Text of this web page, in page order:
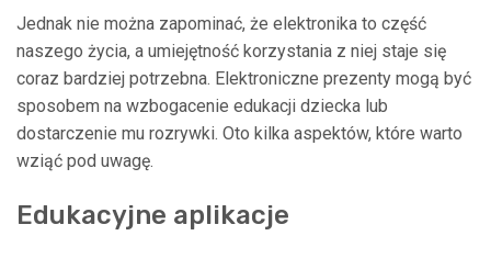
Jednak nie można zapominać, że elektronika to część
naszego życia, a umiejętność korzystania z niej staje się
coraz bardziej potrzebna. Elektroniczne prezenty mogą być
sposobem na wzbogacenie edukacji dziecka lub
dostarczenie mu rozrywki. Oto kilka aspektów, które warto
wziąć pod uwagę.
Edukacyjne aplikacje